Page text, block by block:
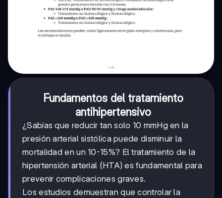
Fundamentos del tratamiento
antihipertensivo
¿Sabías que reducir tan solo 10 mmHg en la
presión arterial sistólica puede disminuir la
mortalidad en un 10-15%? El tratamiento de la
hipertensión arterial (HTA) es fundamental para
prevenir complicaciones graves.
Los estudios demuestran que controlar la